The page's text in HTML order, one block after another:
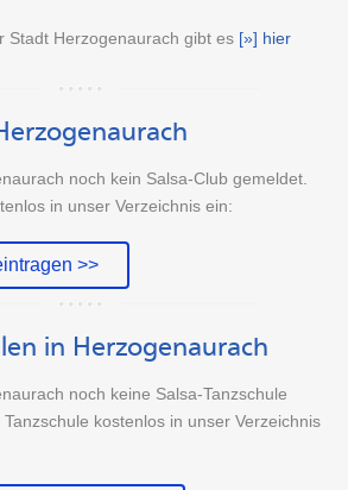
Stadt Herzogenaurach gibt es [»] hier
noch kein Salsa-Club gemeldet.
in unser Verzeichnis ein:
>>
in Herzogenaurach
noch keine Salsa-Tanzschule
kostenlos in unser Verzeichnis